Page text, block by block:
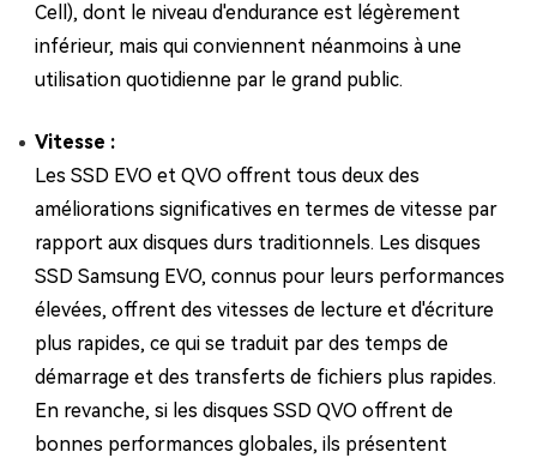
Cell), dont le niveau d'endurance est légèrement
inférieur, mais qui conviennent néanmoins à une
utilisation quotidienne par le grand public.
Vitesse :
Les SSD EVO et QVO offrent tous deux des
améliorations significatives en termes de vitesse par
rapport aux disques durs traditionnels. Les disques
SSD Samsung EVO, connus pour leurs performances
élevées, offrent des vitesses de lecture et d'écriture
plus rapides, ce qui se traduit par des temps de
démarrage et des transferts de fichiers plus rapides.
En revanche, si les disques SSD QVO offrent de
bonnes performances globales, ils présentent